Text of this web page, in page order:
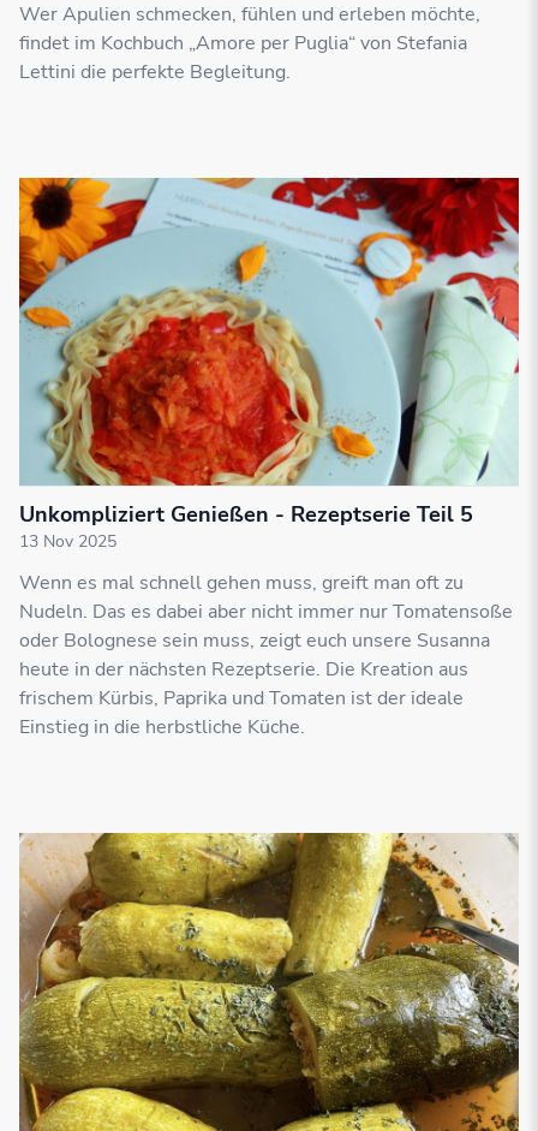
Wer Apulien schmecken, fühlen und erleben möchte,
findet im Kochbuch „Amore per Puglia“ von Stefania
Lettini die perfekte Begleitung.
Unkompliziert Genießen - Rezeptserie Teil 5
13 Nov 2025
Wenn es mal schnell gehen muss, greift man oft zu
Nudeln. Das es dabei aber nicht immer nur Tomatensoße
oder Bolognese sein muss, zeigt euch unsere Susanna
heute in der nächsten Rezeptserie. Die Kreation aus
frischem Kürbis, Paprika und Tomaten ist der ideale
Einstieg in die herbstliche Küche.